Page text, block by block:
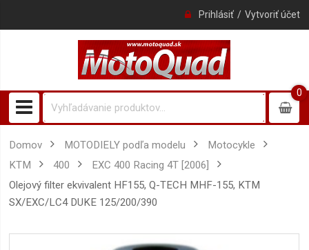
Prihlásiť Vytvoriť účet
0
0item
Domov MOTODIELY podľa modelu
Motocykle
KTM
400
EXC 400 Racing 4T [2006]
Olejový filter ekvivalent HF155, Q-TECH MHF-155, KTM
SX/EXC/LC4 DUKE 125/200/390